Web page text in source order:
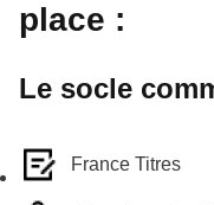
place :
Le socle
France Titres